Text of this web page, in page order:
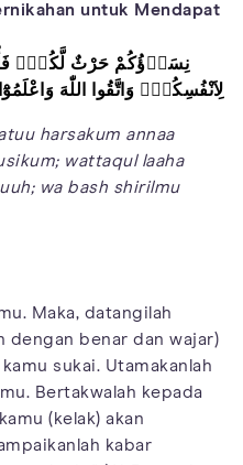
untuk Mendapat
نِسَاۤؤُكُمْ حَرْثٌ لَّكُمْۖ
لِاَنْفُسِكُمْۗ وَاتَّقُوا اللّٰهَ
harsakum annaa
wattaqul laaha
wa bash shirilmu
Maka, datangilah
dengan benar dan wajar)
sukai. Utamakanlah
Bertakwalah kepada
(kelak) akan
kabar